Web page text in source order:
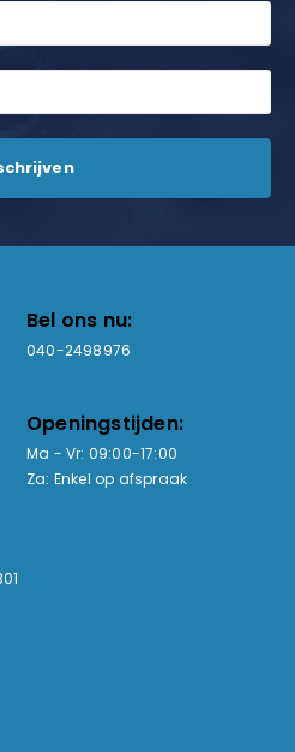
Bel ons nu:
040-2498976
Openingstijden:
Ma - Vr: 09:00-17:00
Za: Enkel op afspraak